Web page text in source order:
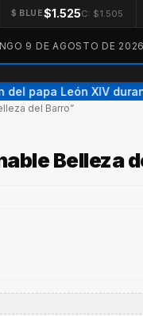
$ BLUE$1.525C: $1.505
9 DE AGOSTO DE
papa León XIV
del Barro”
Belleza